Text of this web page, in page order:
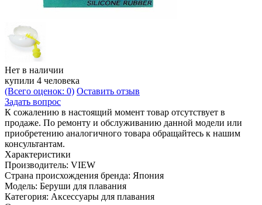
Нет в наличии
купили 4 человека
(Всего оценок: 0) Оставить отзыв
Задать вопрос
К сожалению в настоящий момент товар отсутствует в
продаже. По ремонту и обслуживанию данной модели или
приобретению аналогичного товара обращайтесь к нашим
консультантам.
Характеристики
Производитель: VIEW
Страна происхождения бренда: Япония
Модель: Беруши для плавания
Категория: Аксессуары для плавания